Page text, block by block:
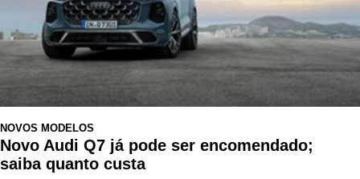
NOVOS MODELOS
Novo Audi Q7 já pode ser encomendado;
saiba quanto custa